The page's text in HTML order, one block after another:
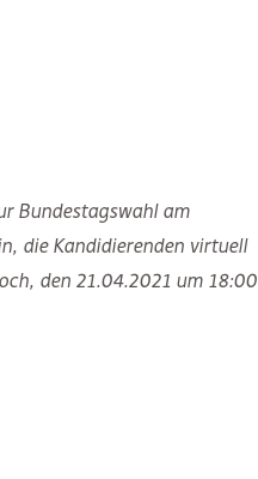
Bundestagswahl am
die Kandidierenden virtuell
den 21.04.2021 um 18:00